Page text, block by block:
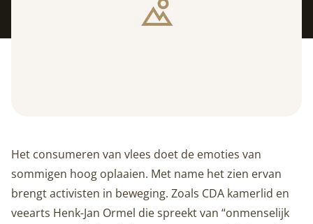
Het consumeren van vlees doet de emoties van
sommigen hoog oplaaien. Met name het zien ervan
brengt activisten in beweging. Zoals CDA kamerlid en
veearts Henk-Jan Ormel die spreekt van “onmenselijk